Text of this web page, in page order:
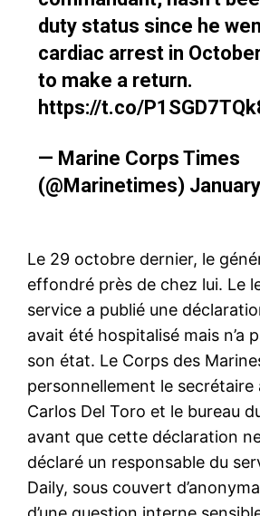
duty status since he
cardiac arrest in
to make a return.
https://t.co/
— Marine Corps Times
(@Marinetimes)
Le 29 octobre dernier, le
effondré près de chez lui. Le
service a publié une
avait été hospitalisé mais n’a
son état. Le Corps des
personnellement le secrétaire
Carlos Del Toro et le bureau
avant que cette déclaration
déclaré un responsable du
Daily, sous couvert